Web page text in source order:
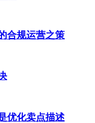
合规运营之策
优化卖点描述